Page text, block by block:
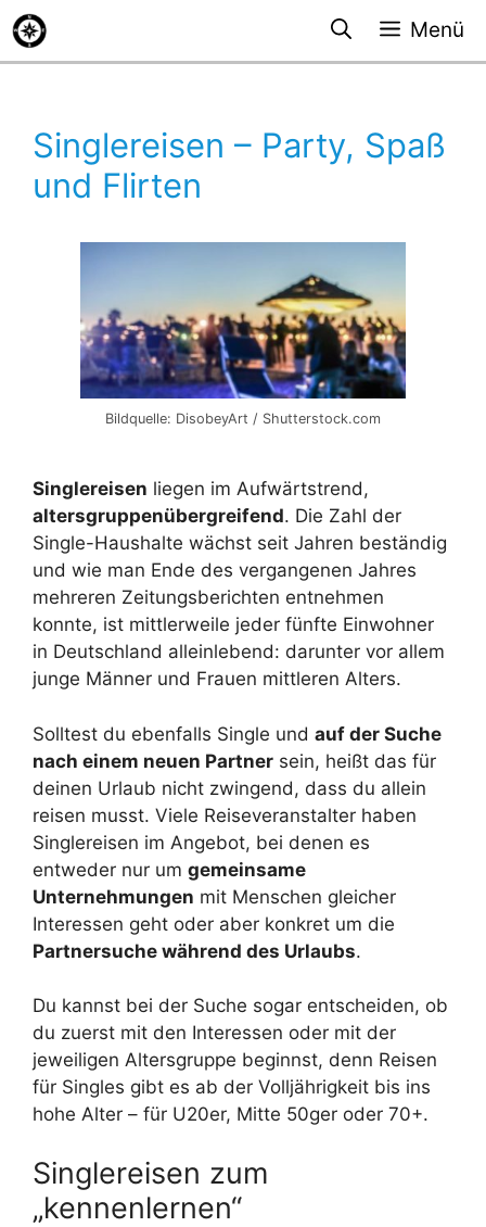
Zum
Inhalt
springen
Menü
Singlereisen – Party, Spaß
und Flirten
Bildquelle: DisobeyArt / Shutterstock.com
Singlereisen liegen im Aufwärtstrend,
altersgruppenübergreifend. Die Zahl der
Single-Haushalte wächst seit Jahren beständig
und wie man Ende des vergangenen Jahres
mehreren Zeitungsberichten entnehmen
konnte, ist mittlerweile jeder fünfte Einwohner
in Deutschland alleinlebend: darunter vor allem
junge Männer und Frauen mittleren Alters.
Solltest du ebenfalls Single und auf der Suche
nach einem neuen Partner sein, heißt das für
deinen Urlaub nicht zwingend, dass du allein
reisen musst. Viele Reiseveranstalter haben
Singlereisen im Angebot, bei denen es
entweder nur um gemeinsame
Unternehmungen mit Menschen gleicher
Interessen geht oder aber konkret um die
Partnersuche während des Urlaubs.
Du kannst bei der Suche sogar entscheiden, ob
du zuerst mit den Interessen oder mit der
jeweiligen Altersgruppe beginnst, denn Reisen
für Singles gibt es ab der Volljährigkeit bis ins
hohe Alter – für U20er, Mitte 50ger oder 70+.
Singlereisen zum
„kennenlernen“